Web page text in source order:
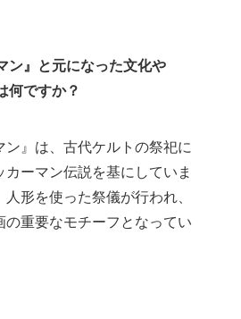
ン』と元になった文化や
何ですか？
ン』は、古代ケルトの祭祀に
カーマン伝説を基にしていま
形を使った祭儀が行われ、
の重要なモチーフとなってい